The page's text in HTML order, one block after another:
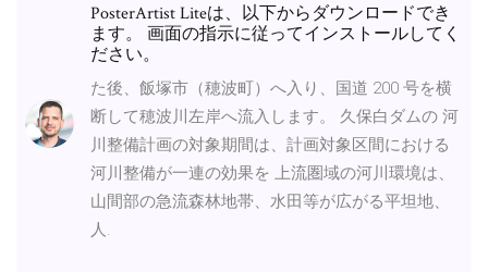
PosterArtist Liteは、以下からダウンロードでき
ます。 画面の指示に従ってインストールしてく
ださい。
た後、飯塚市（穂波町）へ入り、国道 200 号を横
断して穂波川左岸へ流入します。 久保白ダムの 河
川整備計画の対象期間は、計画対象区間における
河川整備が一連の効果を 上流圏域の河川環境は、
山間部の急流森林地帯、水田等が広がる平坦地、
人.